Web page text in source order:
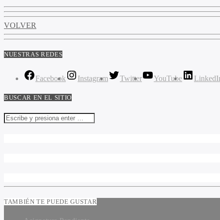
VOLVER
NUESTRAS REDES
Facebook Instagram Twitter YouTube
BUSCAR EN EL SITIO
TAMBIÉN TE PUEDE GUSTAR